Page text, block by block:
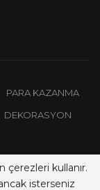
PARA KAZANMA
DEKORASYON
Saklıdır.
kullanır.
isterseniz